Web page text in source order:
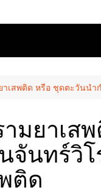
เสพติด หรือ ชุดตะวันนำ
มยาเส
จันทร์วิ
ติด